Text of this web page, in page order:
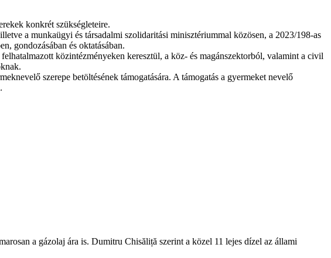
konkrét szükségleteire.
a munkaügyi és társadalmi szolidaritási minisztériummal közösen, a 2023/198-as
gondozásában és oktatásában.
közintézményeken keresztül, a köz- és magánszektorból, valamint a civil
szerepe betöltésének támogatására. A támogatás a gyermeket nevelő
a gázolaj ára is. Dumitru Chisăliță szerint a közel 11 lejes dízel az állami